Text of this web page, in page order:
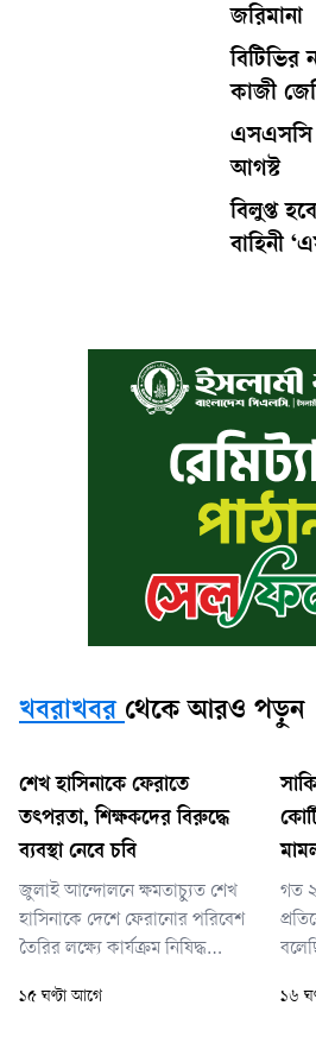
জরিমানা
বিটিভির
কাজী
এসএসসি
আগস্ট
বিলুপ্ত
বাহিনী
খবরাখবর থেকে আরও পড়ুন
শেখ হাসিনাকে ফেরাতে
তৎপরতা, শিক্ষকদের বিরুদ্ধে
ব্যবস্থা নেবে চবি
জুলাই আন্দোলনে ক্ষমতাচ্যুত শেখ
হাসিনাকে দেশে ফেরানোর পরিবেশ
তৈরির লক্ষ্যে কার্যক্রম নিষিদ্ধ
বিশ্ববিদ্যালয়ের ৪০৪ জন শিক্ষকের
১৫ ঘণ্টা আগে
গত
দিন
১৬